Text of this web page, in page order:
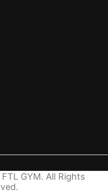
GYM. All Rights